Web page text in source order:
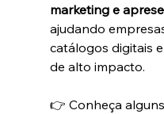
marketing e
ajudando
catálogos digitais
de alto impacto.
👉 Conheça